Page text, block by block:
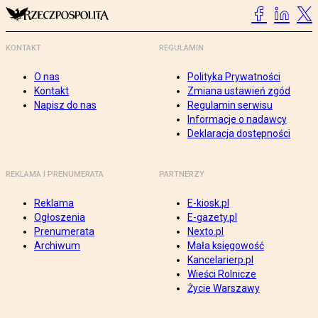
KONTAKT
O nas
Kontakt
Napisz do nas
REGULAMIN
Polityka Prywatności
Zmiana ustawień zgód
Regulamin serwisu
Informacje o nadawcy
Deklaracja dostępności
REKLAMA I PRENUMERATA
Reklama
Ogłoszenia
Prenumerata
Archiwum
PARTNERZY
E-kiosk.pl
E-gazety.pl
Nexto.pl
Mała księgowość
Kancelarierp.pl
Wieści Rolnicze
Życie Warszawy